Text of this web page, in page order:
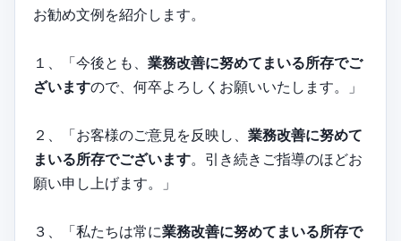
お勧め文例を紹介します。
１、「今後とも、 業務改善に努めてまいる所存でご
ざいますので、何卒よろしくお願いいたします。」
２、「お客様のご意見を反映し、 業務改善に努めて
まいる所存でございます。引き続きご指導のほどお
願い申し上げます。」
３、「私たちは常に業務改善に努めてまいる所存で